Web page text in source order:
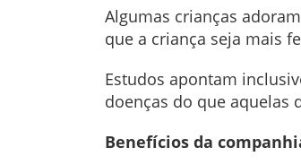
Algumas crianças
que a criança seja mais
Estudos apontam
doenças do que aquelas
Benefícios da